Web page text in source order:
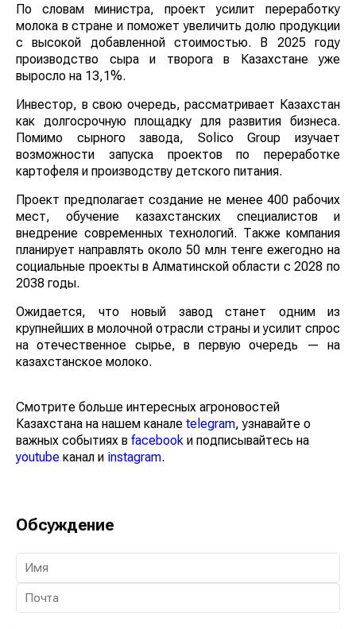
По словам министра, проект усилит переработку
молока в стране и поможет увеличить долю продукции
с высокой добавленной стоимостью. В 2025 году
производство сыра и творога в Казахстане уже
выросло на 13,1%.
Инвестор, в свою очередь, рассматривает Казахстан
как долгосрочную площадку для развития бизнеса.
Помимо сырного завода, Solico Group изучает
возможности запуска проектов по переработке
картофеля и производству детского питания.
Проект предполагает создание не менее 400 рабочих
мест, обучение казахстанских специалистов и
внедрение современных технологий. Также компания
планирует направлять около 50 млн тенге ежегодно на
социальные проекты в Алматинской области с 2028 по
2038 годы.
Ожидается, что новый завод станет одним из
крупнейших в молочной отрасли страны и усилит спрос
на отечественное сырье, в первую очередь — на
казахстанское молоко.
Смотрите больше интересных агроновостей
Казахстана на нашем канале telegram, узнавайте о
важных событиях в facebook и подписывайтесь на
youtube канал и instagram.
Обсуждение